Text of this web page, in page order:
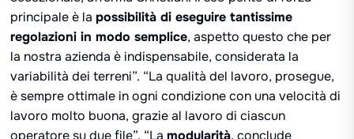
principale è lapossibilità di eseguire tantissime
regolazioni in modo semplice, aspetto questo che per
la nostra azienda è indispensabile, considerata la
variabilità dei terreni”. “La qualità del lavoro, prosegue,
è sempre ottimale in ogni condizione con una velocità di
lavoro molto buona, grazie al lavoro di ciascun
operatore su due file”. “Lamodularità, conclude